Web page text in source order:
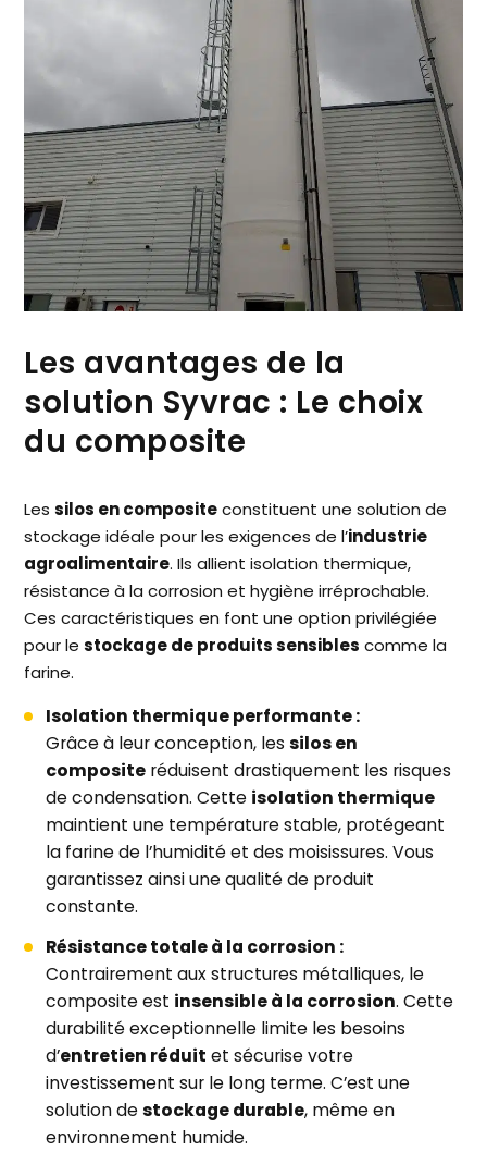
Les avantages de la
solution Syvrac : Le choix
du composite
Lessilos en compositeconstituent une solution de
stockage idéale pour les exigences de l’industrie
agroalimentaire. Ils allient isolation thermique,
résistance à la corrosion et hygiène irréprochable.
Ces caractéristiques en font une option privilégiée
pour lestockage de produits sensibles comme la
farine.
Isolation thermique performante :
Grâce à leur conception, lessilos en
composite réduisent drastiquement les risques
de condensation. Cette isolation thermique
maintient une température stable, protégeant
la farine de l’humidité et des moisissures. Vous
garantissez ainsi une qualité de produit
constante.
Résistance totale à la corrosion :
Contrairement aux structures métalliques, le
composite est insensible à la corrosion. Cette
durabilité exceptionnelle limite les besoins
d’entretien réduit et sécurise votre
investissement sur le long terme. C’est une
solution destockage durable, même en
environnement humide.